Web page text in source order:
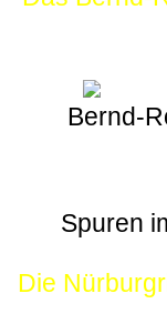
Bernd-
Spuren
Die